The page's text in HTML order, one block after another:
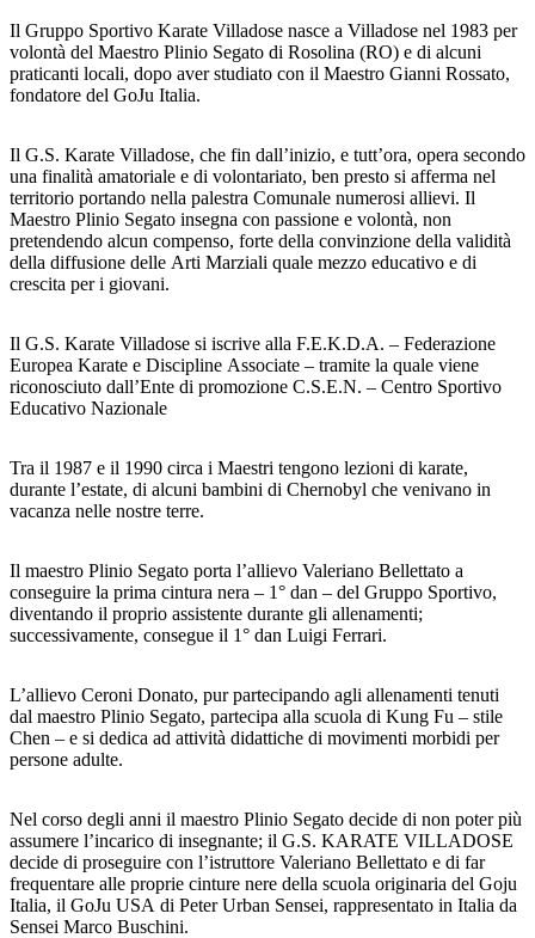
Il Gruppo Sportivo Karate Villadose nasce a Villadose nel 1983 per
volontà del Maestro Plinio Segato di Rosolina (RO) e di alcuni
praticanti locali, dopo aver studiato con il Maestro Gianni Rossato,
fondatore del GoJu Italia.
Il G.S. Karate Villadose, che fin dall’inizio, e tutt’ora, opera secondo
una finalità amatoriale e di volontariato, ben presto si afferma nel
territorio portando nella palestra Comunale numerosi allievi. Il
Maestro Plinio Segato insegna con passione e volontà, non
pretendendo alcun compenso, forte della convinzione della validità
della diffusione delle Arti Marziali quale mezzo educativo e di
crescita per i giovani.
Il G.S. Karate Villadose si iscrive alla F.E.K.D.A. – Federazione
Europea Karate e Discipline Associate – tramite la quale viene
riconosciuto dall’Ente di promozione C.S.E.N. – Centro Sportivo
Educativo Nazionale
Tra il 1987 e il 1990 circa i Maestri tengono lezioni di karate,
durante l’estate, di alcuni bambini di Chernobyl che venivano in
vacanza nelle nostre terre.
Il maestro Plinio Segato porta l’allievo Valeriano Bellettato a
conseguire la prima cintura nera – 1° dan – del Gruppo Sportivo,
diventando il proprio assistente durante gli allenamenti;
successivamente, consegue il 1° dan Luigi Ferrari.
L’allievo Ceroni Donato, pur partecipando agli allenamenti tenuti
dal maestro Plinio Segato, partecipa alla scuola di Kung Fu – stile
Chen – e si dedica ad attività didattiche di movimenti morbidi per
persone adulte.
Nel corso degli anni il maestro Plinio Segato decide di non poter più
assumere l’incarico di insegnante; il G.S. KARATE VILLADOSE
decide di proseguire con l’istruttore Valeriano Bellettato e di far
frequentare alle proprie cinture nere della scuola originaria del Goju
Italia, il GoJu USA di Peter Urban Sensei, rappresentato in Italia da
Sensei Marco Buschini.